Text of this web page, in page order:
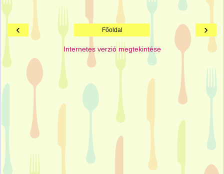
‹ ›
Főoldal
Internetes verzió megtekintése